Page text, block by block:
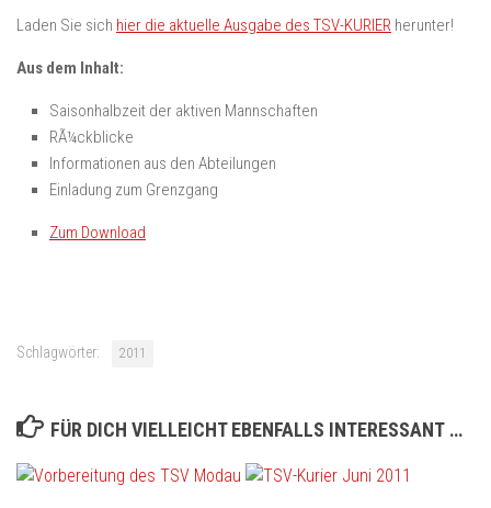
Laden Sie sich hier die aktuelle Ausgabe des TSV-KURIER herunter!
Aus dem Inhalt:
Saisonhalbzeit der aktiven Mannschaften
RÃ¼ckblicke
Informationen aus den Abteilungen
Einladung zum Grenzgang
Zum Download
Schlagwörter: 2011
FÜR DICH VIELLEICHT EBENFALLS INTERESSANT …